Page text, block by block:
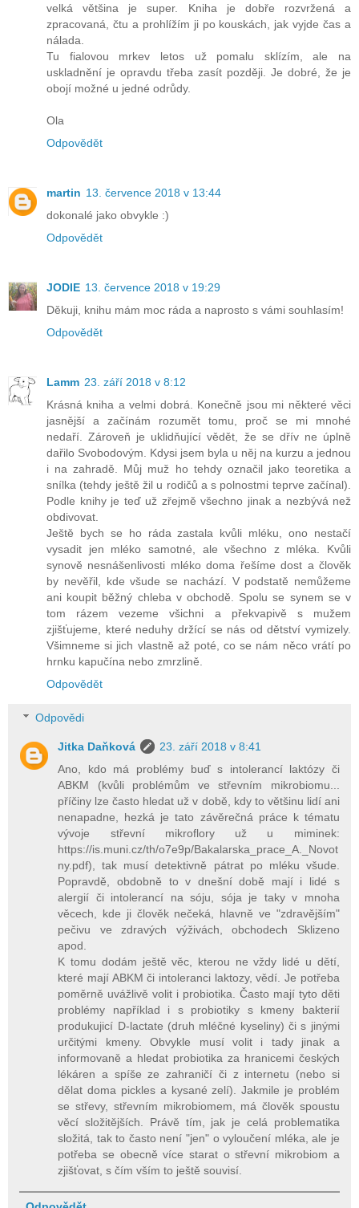
velká většina je super. Kniha je dobře rozvržená a
zpracovaná, čtu a prohlížím ji po kouskách, jak vyjde čas a
nálada.
Tu fialovou mrkev letos už pomalu sklízím, ale na
uskladnění je opravdu třeba zasít později. Je dobré, že je
obojí možné u jedné odrůdy.
Ola
Odpovědět
martin 13. července 2018 v 13:44
dokonalé jako obvykle :)
Odpovědět
JODIE 13. července 2018 v 19:29
Děkuji, knihu mám moc ráda a naprosto s vámi souhlasím!
Odpovědět
Lamm 23. září 2018 v 8:12
Krásná kniha a velmi dobrá. Konečně jsou mi některé věci
jasnější a začínám rozumět tomu, proč se mi mnohé
nedaří. Zároveň je uklidňující vědět, že se dřív ne úplně
dařilo Svobodovým. Kdysi jsem byla u něj na kurzu a jednou
i na zahradě. Můj muž ho tehdy označil jako teoretika a
snílka (tehdy ještě žil u rodičů a s polnostmi teprve začínal).
Podle knihy je teď už zřejmě všechno jinak a nezbývá než
obdivovat.
Ještě bych se ho ráda zastala kvůli mléku, ono nestačí
vysadit jen mléko samotné, ale všechno z mléka. Kvůli
synově nesnášenlivosti mléko doma řešíme dost a člověk
by nevěřil, kde všude se nachází. V podstatě nemůžeme
ani koupit běžný chleba v obchodě. Spolu se synem se v
tom rázem vezeme všichni a překvapivě s mužem
zjišťujeme, které neduhy držící se nás od dětství vymizely.
Všimneme si jich vlastně až poté, co se nám něco vrátí po
hrnku kapučína nebo zmrzlině.
Odpovědět
Odpovědi
Jitka Daňková
23. září 2018 v 8:41
Ano, kdo má problémy buď s intolerancí laktózy či
ABKM (kvůli problémům ve střevním mikrobiomu...
příčiny lze často hledat už v době, kdy to většinu lidí ani
nenapadne, hezká je tato závěrečná práce k tématu
vývoje střevní mikroflory už u miminek:
https://is.muni.cz/th/o7e9p/Bakalarska_prace_A._Novot
ny.pdf), tak musí detektivně pátrat po mléku všude.
Popravdě, obdobně to v dnešní době mají i lidé s
alergií či intolerancí na sóju, sója je taky v mnoha
věcech, kde ji člověk nečeká, hlavně ve "zdravějším"
pečivu ve zdravých výživách, obchodech Sklizeno
apod.
K tomu dodám ještě věc, kterou ne vždy lidé u dětí,
které mají ABKM či intoleranci laktozy, vědí. Je potřeba
poměrně uvážlivě volit i probiotika. Často mají tyto děti
problémy například i s probiotiky s kmeny bakterií
produkujicí D-lactate (druh mléčné kyseliny) či s jinými
určitými kmeny. Obvykle musí volit i tady jinak a
informovaně a hledat probiotika za hranicemi českých
lékáren a spíše ze zahraničí či z internetu (nebo si
dělat doma pickles a kysané zelí). Jakmile je problém
se střevy, střevním mikrobiomem, má člověk spoustu
věcí složitějších. Právě tím, jak je celá problematika
složitá, tak to často není "jen" o vyloučení mléka, ale je
potřeba se obecně více starat o střevní mikrobiom a
zjišťovat, s čím vším to ještě souvisí.